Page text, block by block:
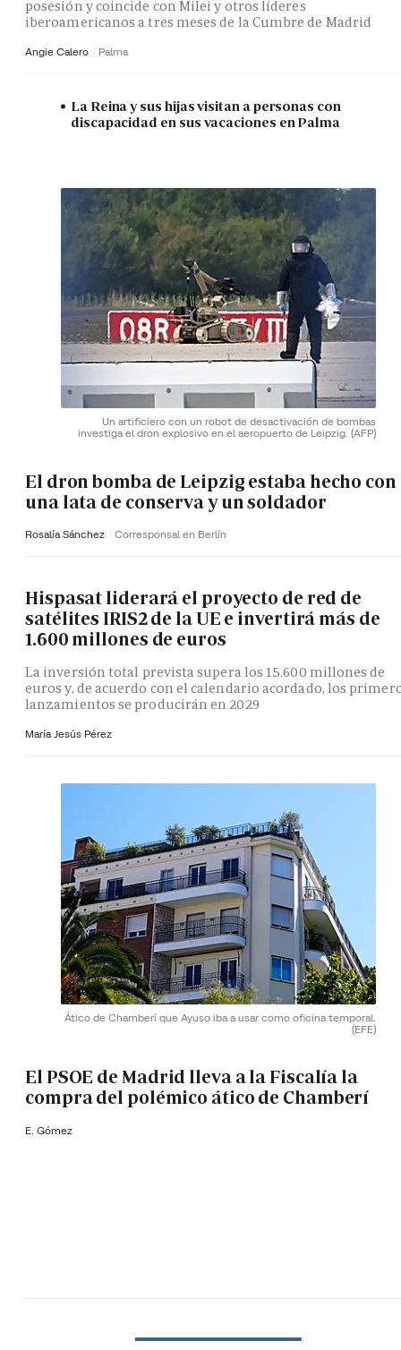
posesión y coincide con Milei y otros líderes
iberoamericanos a tres meses de la Cumbre de Madrid
Angie Calero Palma
La Reina y sus hijas visitan a personas con
discapacidad en sus vacaciones en Palma
Un artificiero con un robot de desactivación de bombas
investiga el dron explosivo en el aeropuerto de Leipzig. (AFP)
El dron bomba de Leipzig estaba hecho con
una lata de conserva y un soldador
Rosalía Sánchez Corresponsal en Berlín
Hispasat liderará el proyecto de red de
satélites IRIS2 de la UE e invertirá más de
1.600 millones de euros
La inversión total prevista supera los 15.600 millones de
euros y, de acuerdo con el calendario acordado, los
lanzamientos se producirán en 2029
María Jesús Pérez
Ático de Chamberí que Ayuso iba a usar como oficina temporal.
(EFE)
El PSOE de Madrid lleva a la Fiscalía la
compra del polémico ático de Chamberí
E. Gómez